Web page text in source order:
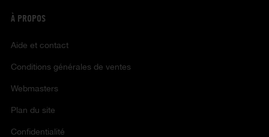
À PROPOS
Aide et contact
Conditions générales de ventes
Webmasters
Plan du site
Confidentialité